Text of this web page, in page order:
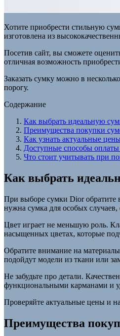
Хотите приобрести стильную
изготовлена из
Посетив сайт, вы сможете
отличная возможность
Заказать сумку можно в
порогу.
Содержание
Как выбрать идеальную
Преимущества покупки
Как узнать актуальные
Доступные способы
Что стоит учитывать при
Как выбрать
При выборе сумки Dior обратите
нужна сумка для особых
Цвет играет не меньшую роль.
насыщенных цветах, которые
Обратите внимание на
подойдут модели из ткани или
Не забудьте про детали.
функциональными карманами и
Проверяйте актуальные цены и
Преимущества